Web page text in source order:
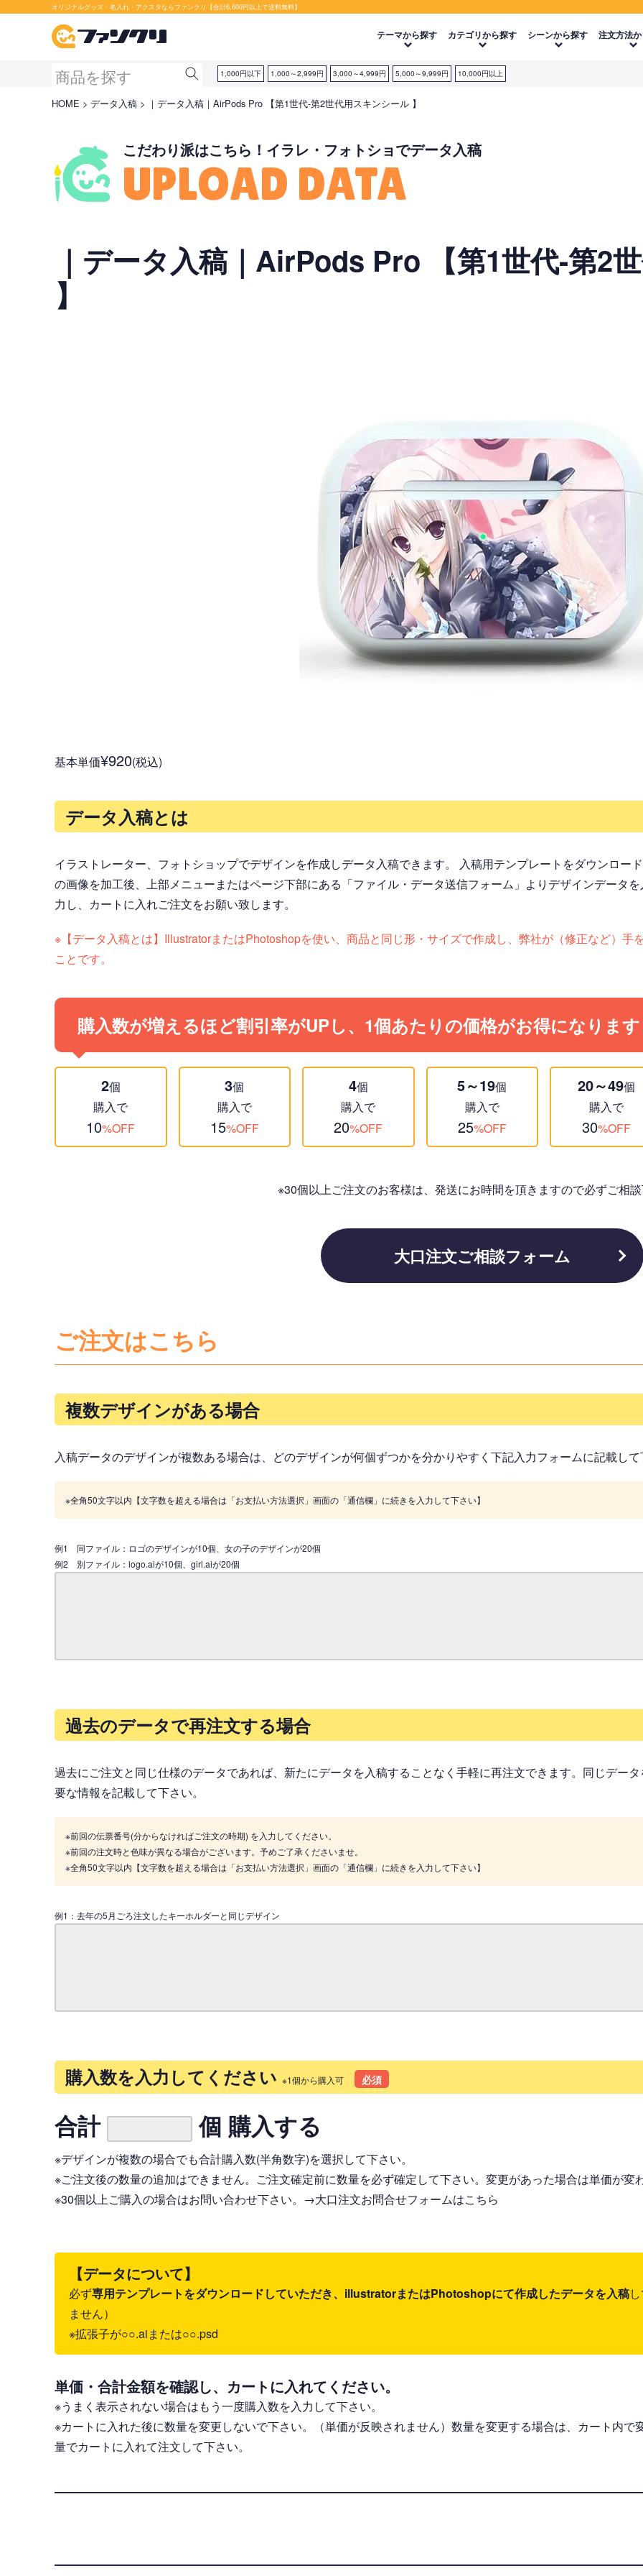
オリジナルグッズ・名入れ・アクスタならファンクリ【合計6,600円以上で送料無料】
テーマから探す カテゴリから探す シーンから探す 注文方法
1,000円以下 1,000～2,999円 3,000～4,999円 5,000～9,999円 10,000円以上
HOME データ入稿 ｜データ入稿｜AirPods Pro 【第1世代-第2世代用スキンシール 】
こだわり派はこちら！イラレ・フォトショでデータ入稿
UPLOAD DATA
｜データ入稿｜AirPods Pro 【第1世代-第2
】
基本単価¥920(税込)
データ入稿とは
イラストレーター、フォトショップでデザインを作成しデータ入稿できます。 入稿用テンプレートをダウンロー
の画像を加工後、上部メニューまたはページ下部にある「ファイル・データ送信フォーム」よりデザインデータ
力し、カートに入れご注文をお願い致します。
※【データ入稿とは】IllustratorまたはPhotoshopを使い、商品と同じ形・サイズで作成し、弊社が（修正など）
ことです。
購入数が増えるほど割引率がUPし、1個あたりの価格がお得になりま
2個
購入で
10%OFF
3個
購入で
15%OFF
4個
購入で
20%OFF
5～19個
購入で
25%OFF
20～49個
購入で
30%OFF
※30個以上ご注文のお客様は、発送にお時間を頂きますので必ずご相
大口注文ご相談フォーム
ご注文はこちら
複数デザインがある場合
入稿データのデザインが複数ある場合は、どのデザインが何個ずつかを分かりやすく下記入力フォームに記載し
※全角50文字以内【文字数を超える場合は「お支払い方法選択」画面の「通信欄」に続きを入力して下さい】
例1 同ファイル：ロゴのデザインが10個、女の子のデザインが20個
例2 別ファイル：logo.aiが10個、girl.aiが20個
過去のデータで再注文する場合
過去にご注文と同じ仕様のデータであれば、新たにデータを入稿することなく手軽に再注文できます。同じデー
要な情報を記載して下さい。
※前回の伝票番号(分からなければご注文の時期) を入力してください。
※前回の注文時と色味が異なる場合がございます。予めご了承くださいませ。
※全角50文字以内【文字数を超える場合は「お支払い方法選択」画面の「通信欄」に続きを入力して下さい】
例1：去年の5月ごろ注文したキーホルダーと同じデザイン
購入数を入力してください ※1個から購入可 必須
合計 個 購入する
※デザインが複数の場合でも合計購入数(半角数字)を選択して下さい。
※ご注文後の数量の追加はできません。ご注文確定前に数量を必ず確定して下さい。変更があった場合は単価が変
※30個以上ご購入の場合はお問い合わせ下さい。 →大口注文お問合せフォームはこちら
【データについて】
必ず専用テンプレートをダウンロードしていただき、illustratorまたはPhotoshopにて作成したデータを入稿
ません）
※拡張子が○○.aiまたは○○.psd
単価・合計金額を確認し、カートに入れてください。
※うまく表示されない場合はもう一度購入数を入力して下さい。
※カートに入れた後に数量を変更しないで下さい。（単価が反映されません）数量を変更する場合は、カート内
量でカートに入れて注文して下さい。